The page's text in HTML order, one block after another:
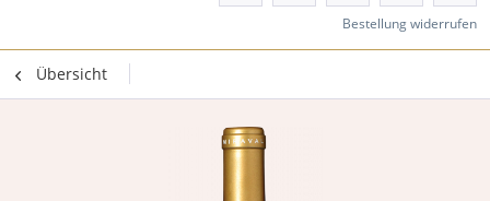
Bestellung widerrufen
Übersicht